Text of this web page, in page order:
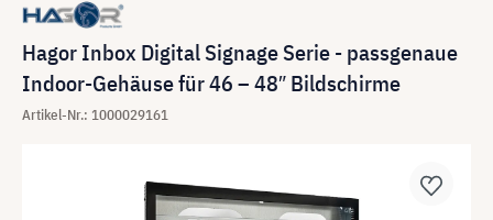
Hagor Inbox Digital Signage Serie - passgenaue
Indoor-Gehäuse für 46 – 48″ Bildschirme
Artikel-Nr.: 1000029161